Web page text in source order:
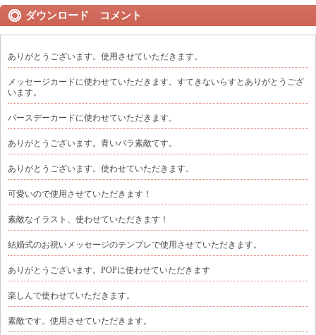
ダウンロード コメント
ありがとうございます。使用させていただきます。
メッセージカードに使わせていただきます。すてきないらすとありがとうござ
います。
バースデーカードに使わせていただきます。
ありがとうございます。青いバラ素敵てす。
ありがとうございます。使わせていただきます。
可愛いので使用させていただきます！
素敵なイラスト、使わせていただきます！
結婚式のお祝いメッセージのテンプレで使用させていただきます。
ありがとうございます。POPに使わせていただきます
楽しんで使わせていただきます。
素敵です。使用させていただきます。